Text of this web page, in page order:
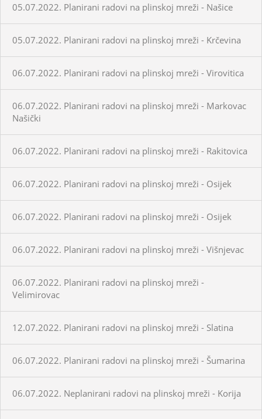
05.07.2022. Planirani radovi na plinskoj mreži - Našice
05.07.2022. Planirani radovi na plinskoj mreži - Krčevina
06.07.2022. Planirani radovi na plinskoj mreži - Virovitica
06.07.2022. Planirani radovi na plinskoj mreži - Markovac
Našički
06.07.2022. Planirani radovi na plinskoj mreži - Rakitovica
06.07.2022. Planirani radovi na plinskoj mreži - Osijek
06.07.2022. Planirani radovi na plinskoj mreži - Osijek
06.07.2022. Planirani radovi na plinskoj mreži - Višnjevac
06.07.2022. Planirani radovi na plinskoj mreži -
Velimirovac
12.07.2022. Planirani radovi na plinskoj mreži - Slatina
06.07.2022. Planirani radovi na plinskoj mreži - Šumarina
06.07.2022. Neplanirani radovi na plinskoj mreži - Korija